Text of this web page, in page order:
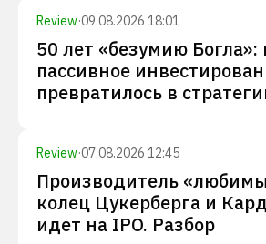
Review·09.08.2026 18:01
50 лет «безумию Богла»:
пассивное
превратилось в
Review·07.08.2026 12:45
Производитель
колец Цукерберга и
идет на IPO. Разбор